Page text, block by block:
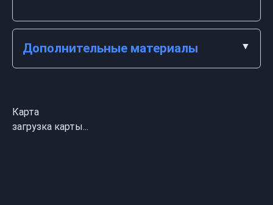
Дополнительные материалы
Карта
загрузка карты...